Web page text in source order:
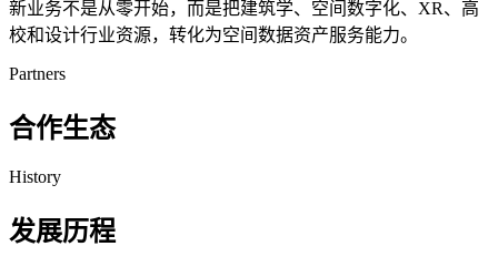
新业务不是从零开始，而是把建筑学、空间数字化、XR、高
校和设计行业资源，转化为空间数据资产服务能力。
Partners
合作生态
History
发展历程